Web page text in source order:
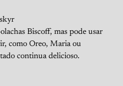
Biscoff, mas pode usar
como Oreo, Maria ou
continua delicioso.